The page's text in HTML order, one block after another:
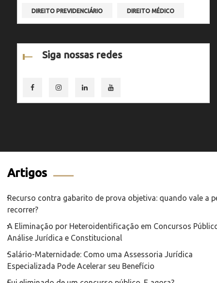
DIREITO PREVIDENCIÁRIO DIREITO MÉDICO
Siga nossas redes
Artigos
Recurso contra gabarito de prova objetiva: quando vale a
recorrer?
A Eliminação por Heteroidentificação em Concursos
Análise Jurídica e Constitucional
Salário-Maternidade: Como uma Assessoria Jurídica
Especializada Pode Acelerar seu Benefício